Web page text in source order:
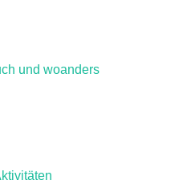
und woanders